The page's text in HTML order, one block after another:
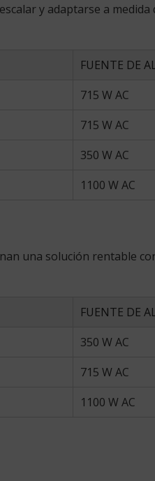
y adaptarse a medida
FUENTE DE
715 W AC
715 W AC
350 W AC
1100 W AC
una solución rentable
FUENTE DE
350 W AC
715 W AC
1100 W AC